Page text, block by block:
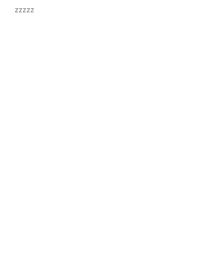
zzzzz